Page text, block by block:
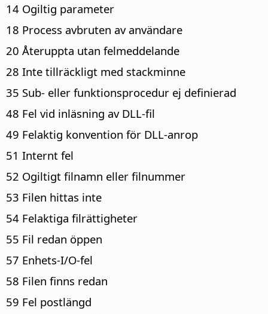
14 Ogiltig parameter
18 Process avbruten av användare
20 Återuppta utan felmeddelande
28 Inte tillräckligt med stackminne
35 Sub- eller funktionsprocedur ej definierad
48 Fel vid inläsning av DLL-fil
49 Felaktig konvention för DLL-anrop
51 Internt fel
52 Ogiltigt filnamn eller filnummer
53 Filen hittas inte
54 Felaktiga filrättigheter
55 Fil redan öppen
57 Enhets-I/O-fel
58 Filen finns redan
59 Fel postlängd